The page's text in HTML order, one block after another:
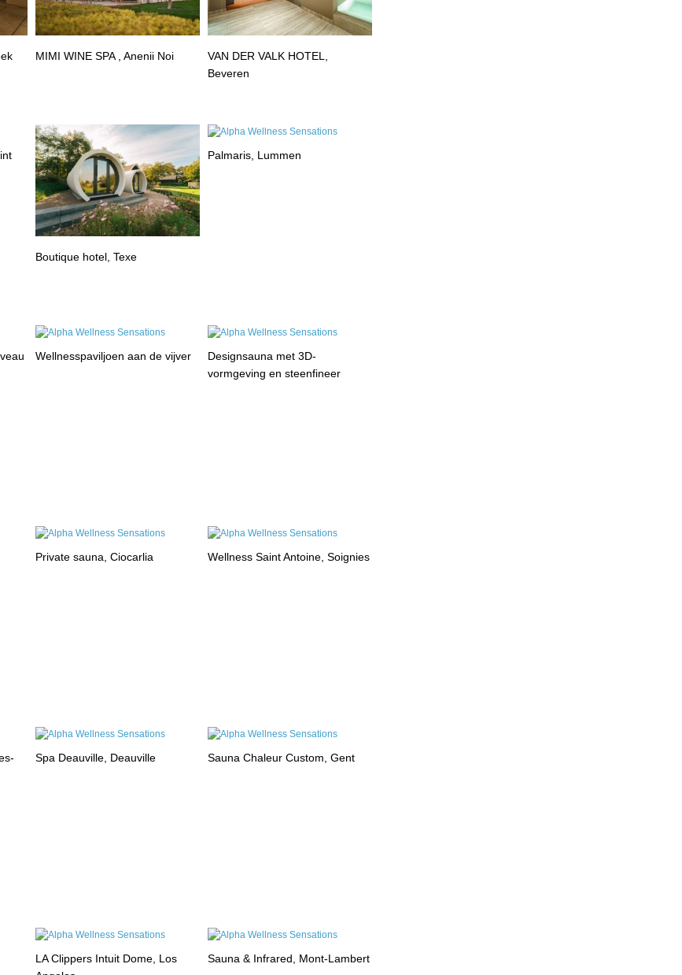
MIMI WINE SPA , Anenii Noi
VAN DER VALK HOTEL,
Beveren
Boutique hotel, Texe
Palmaris, Lummen
Wellnesspaviljoen aan de vijver
Designsauna met 3D-
vormgeving en steenfineer
Private sauna, Ciocarlia Wellness Saint Antoine, Soignies
Spa Deauville, Deauville Sauna Chaleur Custom, Gent
LA Clippers Intuit Dome, Los
Sauna & Infrared, Mont-Lambert